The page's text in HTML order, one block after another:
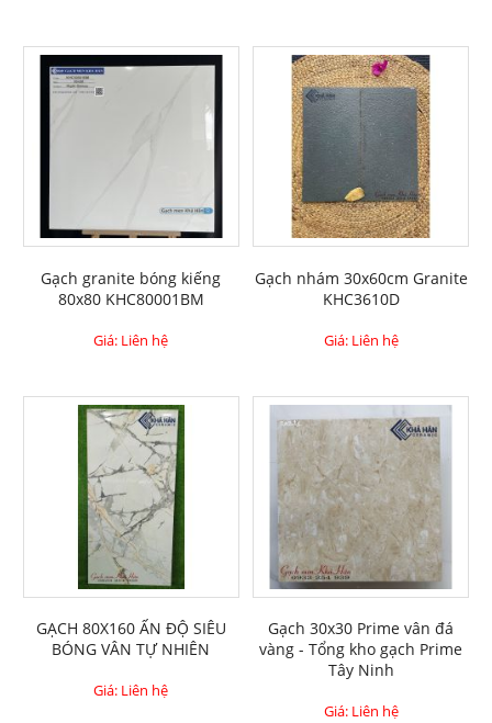
Gạch granite bóng kiếng
80x80 KHC80001BM
Giá: Liên hệ
Gạch nhám 30x60cm Granite
KHC3610D
Giá: Liên hệ
GẠCH 80X160 ẤN ĐỘ SIÊU
BÓNG VÂN TỰ NHIÊN
Giá: Liên hệ
Gạch 30x30 Prime vân đá
vàng - Tổng kho gạch Prime
Tây Ninh
Giá: Liên hệ